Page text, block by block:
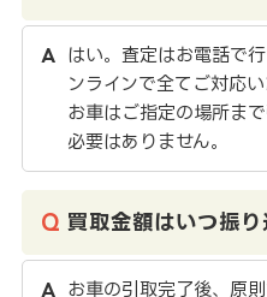
はい。査定はお電話で
ンラインで全てご対応い
お車はご指定の場所ま
必要はありません。
買取金額はいつ振
お車の引取完了後、原